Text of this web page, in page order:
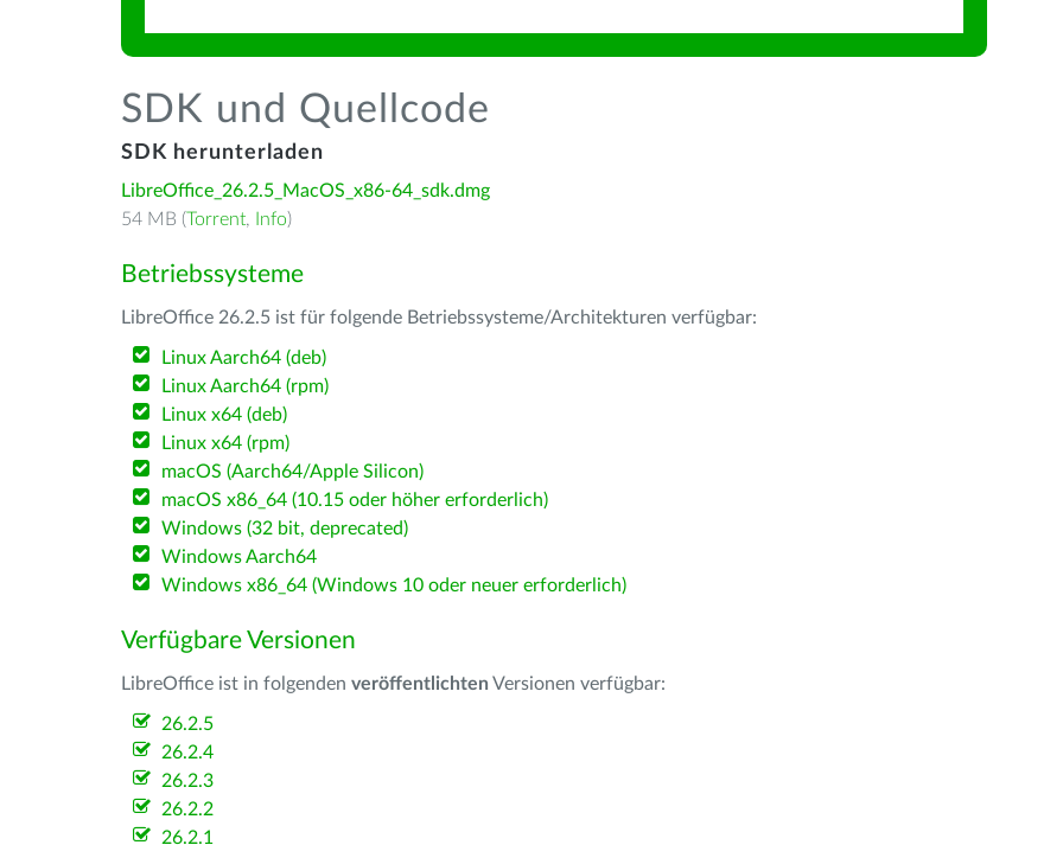
SDK und Quellcode
SDK herunterladen
LibreOffice_26.2.5_MacOS_x86-64_sdk.dmg
54 MB (Torrent, Info)
Betriebssysteme
LibreOffice 26.2.5 ist für folgende Betriebssysteme/Architekturen verfügbar:
Linux Aarch64 (deb)
Linux Aarch64 (rpm)
Linux x64 (deb)
Linux x64 (rpm)
macOS (Aarch64/Apple Silicon)
macOS x86_64 (10.15 oder höher erforderlich)
Windows (32 bit, deprecated)
Windows Aarch64
Windows x86_64 (Windows 10 oder neuer erforderlich)
Verfügbare Versionen
LibreOffice ist in folgenden veröffentlichten Versionen verfügbar:
26.2.5
26.2.4
26.2.3
26.2.2
26.2.1